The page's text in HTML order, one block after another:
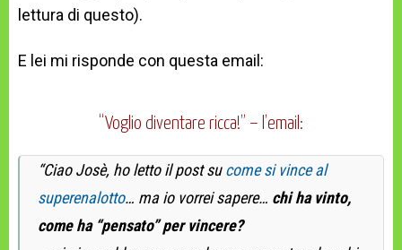
lettura di questo).
E lei mi risponde con questa email:
“Voglio diventare ricca!” – l’email:
“Ciao Josè, ho letto il post sucome si vince al
superenalotto… ma io vorrei sapere… chi ha vinto,
come ha “pensato” per vincere?